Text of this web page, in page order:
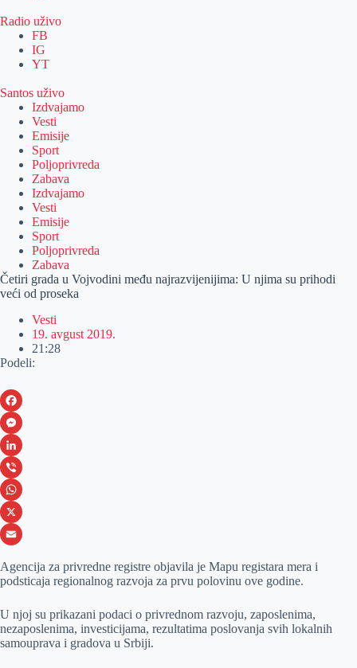
Radio uživo
FB
IG
YT
Santos uživo
Izdvajamo
Vesti
Emisije
Sport
Poljoprivreda
Zabava
Izdvajamo
Vesti
Emisije
Sport
Poljoprivreda
Zabava
Četiri grada u Vojvodini među najrazvijenijima: U njima su prihodi
veći od proseka
Vesti
19. avgust 2019.
21:28
Podeli:
F
a
c
e
b
o
k
M
e
s
s
e
g
r
L
i
n
k
d
n
V
i
b
r
W
h
t
A
p
X
m
i
l
Agencija za privredne registre objavila je Mapu registara mera i
podsticaja regionalnog razvoja za prvu polovinu ove godine.
U njoj su prikazani podaci o privrednom razvoju, zaposlenima,
nezaposlenima, investicijama, rezultatima poslovanja svih lokalnih
samouprava i gradova u Srbiji.